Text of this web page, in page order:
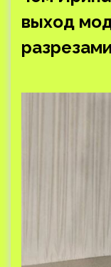
выход
разрезами